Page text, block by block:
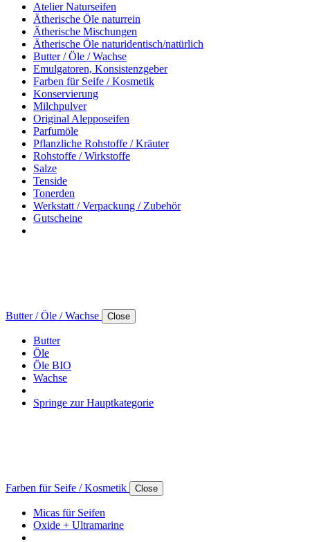
Atelier Naturseifen
Ätherische Öle naturrein
Ätherische Mischungen
Ätherische Öle naturidentisch/natürlich
Butter / Öle / Wachse
Emulgatoren, Konsistenzgeber
Farben für Seife / Kosmetik
Konservierung
Milchpulver
Original Alepposeifen
Parfumöle
Pflanzliche Rohstoffe / Kräuter
Rohstoffe / Wirkstoffe
Salze
Tenside
Tonerden
Werkstatt / Verpackung / Zubehör
Gutscheine
Butter / Öle / Wachse Close
Butter
Öle
Öle BIO
Wachse
Springe zur Hauptkategorie
Farben für Seife / Kosmetik Close
Micas für Seifen
Oxide + Ultramarine